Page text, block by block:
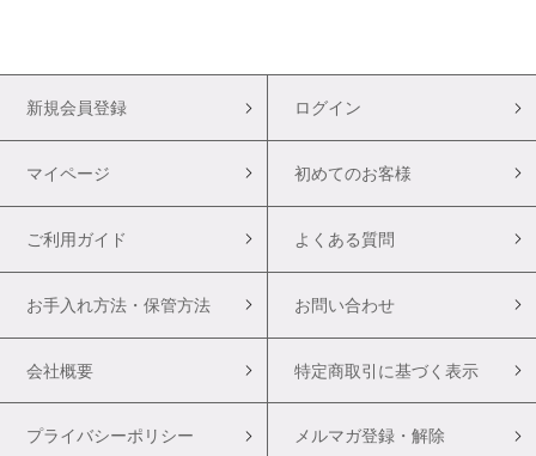
新規会員登録 ログイン
マイページ 初めてのお客様
ご利用ガイド よくある質問
お手入れ方法・保管方法 お問い合わせ
会社概要 特定商取引に基づく表示
プライバシーポリシー メルマガ登録・解除